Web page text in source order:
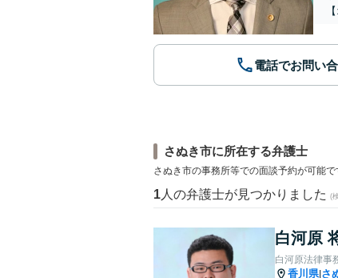
電話でお問い
さぬき市に所在する弁護士
さぬき市の事務所等での面談予約が可能で
1 人の弁護士が見つかりました (
白河原
白河原法律事
香川県|さ